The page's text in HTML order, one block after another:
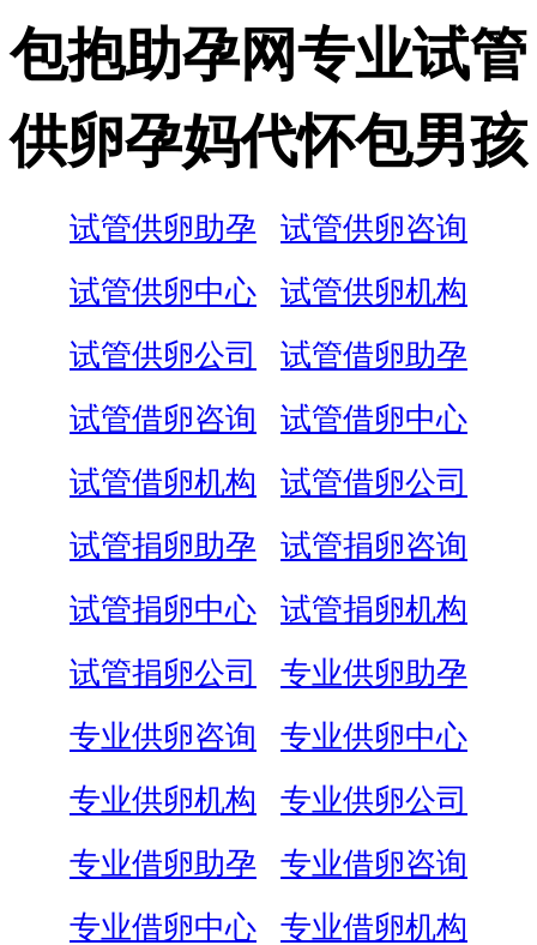
包抱助孕网专业试管
供卵孕妈代怀包男孩
试管供卵助孕
试管供卵咨询
试管供卵中心
试管供卵机构
试管供卵公司
试管借卵助孕
试管借卵咨询
试管借卵中心
试管借卵机构
试管借卵公司
试管捐卵助孕
试管捐卵咨询
试管捐卵中心
试管捐卵机构
试管捐卵公司
专业供卵助孕
专业供卵咨询
专业供卵中心
专业供卵机构
专业供卵公司
专业借卵助孕
专业借卵咨询
专业借卵中心
专业借卵机构